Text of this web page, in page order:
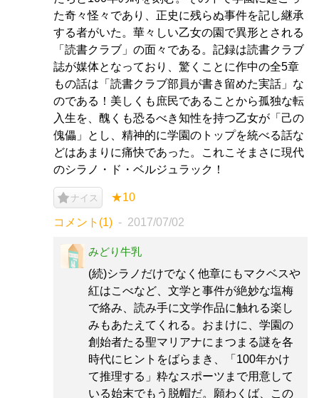
た奇々怪々であり、正史に残らぬ事件を記し継承
する者がいた。華々しい乙女の園で異形とされる
「読書クラブ」の面々である。記録は読書クラブ
誌が媒体となっており、驚くことに作中の全5章
もの話は「読書クラブ部員が書き留めた実話」な
のである！美しくも庶民であることから孤独な転
入生を、醜くも恐るべき知性を持つ乙女が「己の
傀儡」とし、精神的に学園のトップを統べる話な
どはあまりに痛快であった。これこそまさに現代
のシラノ・ド・ベルジュラック！
ナイス ★10
コメント(1) 2017/07/02
みどり牛乳
(続)シラノだけでなく他章にもマクベスや
紅はこべなど、文学と事件が絶妙な塩梅
で絡み、読み手に文学作品に触れる楽し
みもあたえてくれる。おまけに、学園の
創始者たる聖マリアナにまつまる謎を各
時代にヒントをばらまき、「100年かけ
て推理する」粋なスポーツまで用意して
いる始末でもう脱帽だ。願わくば、この